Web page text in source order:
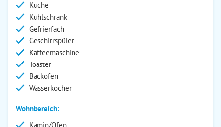
Küche
Kühlschrank
Gefrierfach
Geschirrspüler
Kaffeemaschine
Toaster
Backofen
Wasserkocher
Wohnbereich:
Kamin/Ofen